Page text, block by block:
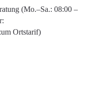
(Mo.–Sa.: 08:00 –
Ortstarif)